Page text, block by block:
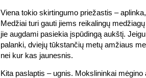
Viena tokio skirtingumo priežastis –
Medžiai turi gauti jiems reikalingų
jie augdami pasiekia įspūdingą aukštį.
palanki, dviejų tūkstančių metų amžiaus
nei kur kas jaunesnis.
Kita paslaptis – ugnis. Mokslininkai